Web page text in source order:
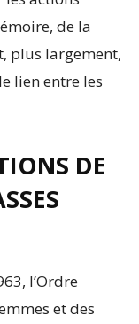
de la
plus largement,
lien entre les
DE
l’Ordre
et des